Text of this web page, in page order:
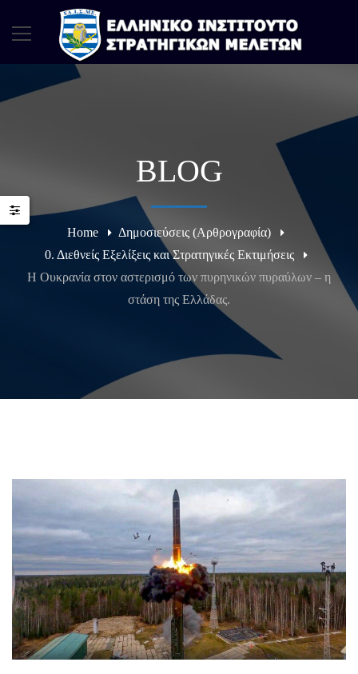
BLOG
Home
Δημοσιεύσεις (Αρθρογραφία)
0. Διεθνείς Εξελίξεις και Στρατηγικές Εκτιμήσεις
Η Ουκρανία στον αστερισμό των πυρηνικών πυραύλων – η
στάση της Ελλάδας.